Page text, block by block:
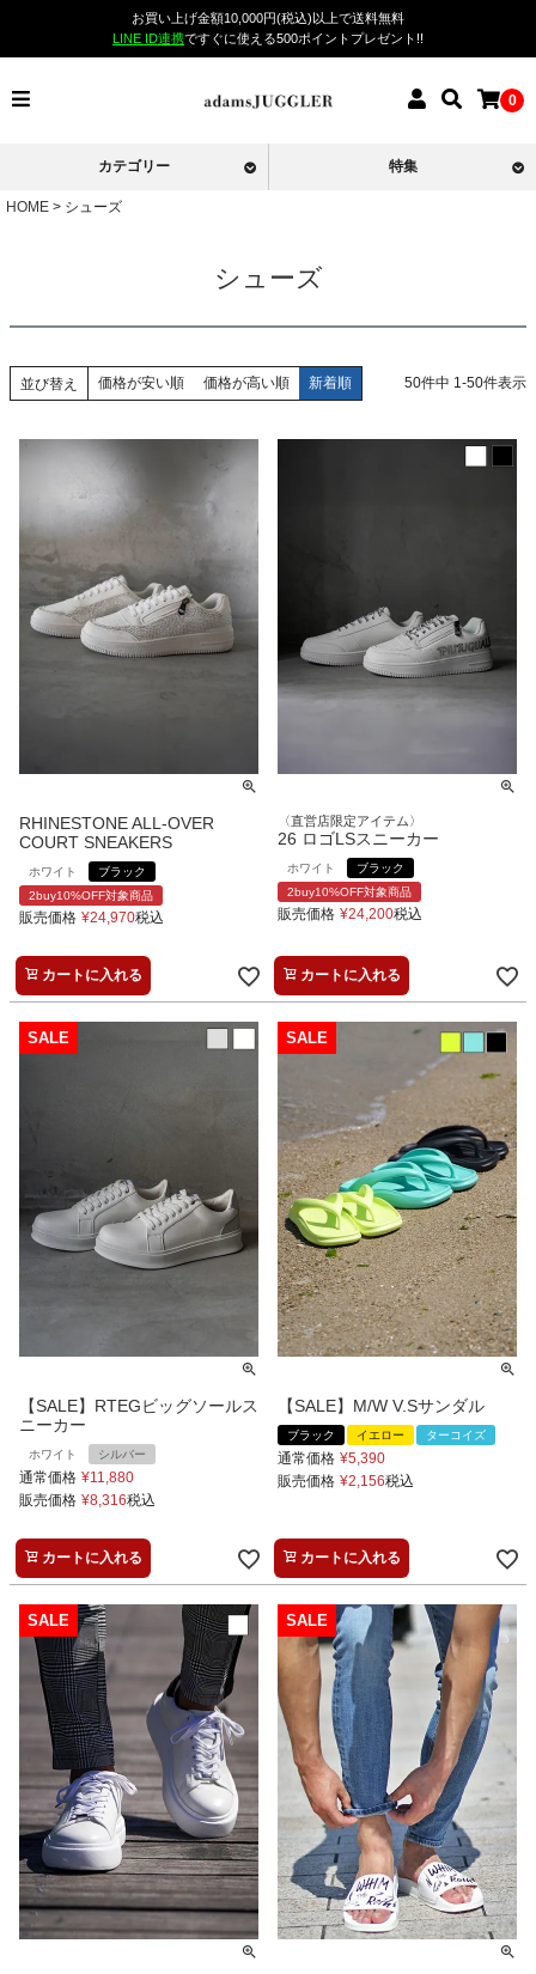
お買い上げ金額10,000円(税込)以上で送料無料
LINE ID連携ですぐに使える500ポイントプレゼント!!
0
カテゴリー 特集
HOME シューズ
シューズ
並び替え 価格が安い順 価格が高い順 新着順 50件中 1-50件表示
RHINESTONE ALL-OVER
COURT SNEAKERS
ホワイト
ブラック
2buy10%OFF対象商品
販売価格 ¥24,970税込
カートに入れる
〈直営店限定アイテム〉
26 ロゴLSスニーカー
ホワイト
ブラック
2buy10%OFF対象商品
販売価格 ¥24,200税込
カートに入れる
【SALE】RTEGビッグソールス
ニーカー
ホワイト シルバー
通常価格 ¥11,880
販売価格 ¥8,316税込
カートに入れる
【SALE】M/W V.Sサンダル
ブラック イエロー ターコイズ
通常価格 ¥5,390
販売価格 ¥2,156税込
カートに入れる